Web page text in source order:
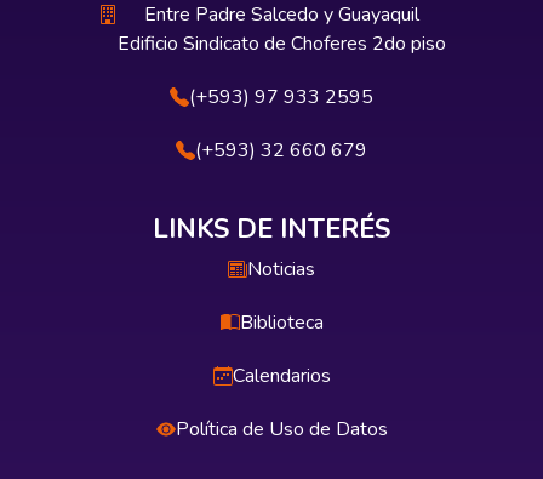
Entre Padre Salcedo y Guayaquil
Edificio Sindicato de Choferes 2do piso
(+593) 97 933 2595
(+593) 32 660 679
LINKS DE INTERÉS
Noticias
Biblioteca
Calendarios
Política de Uso de Datos